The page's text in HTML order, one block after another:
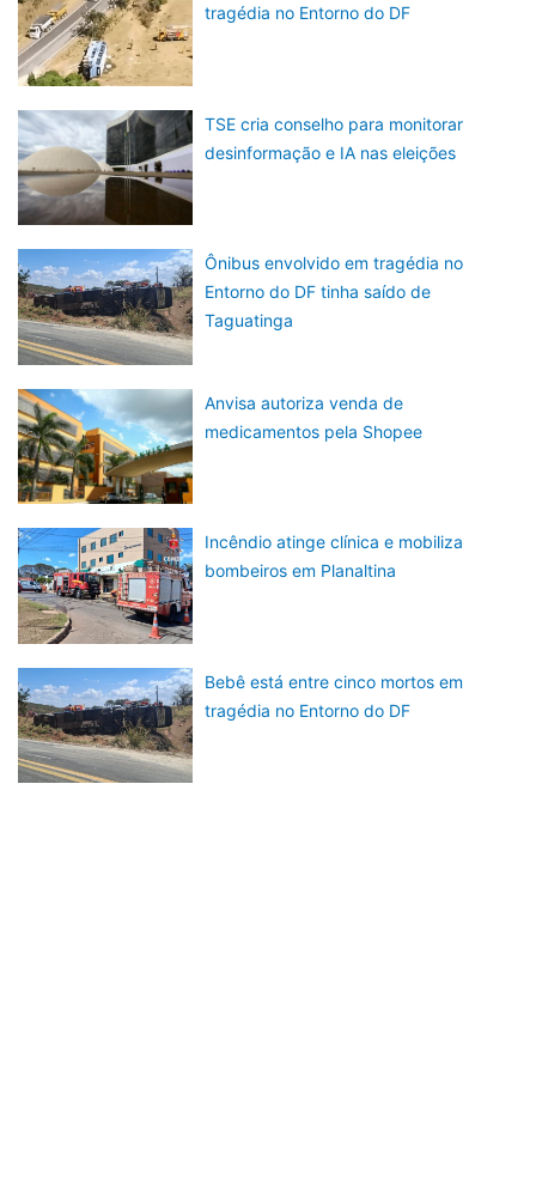
tragédia no Entorno do DF
TSE cria conselho para monitorar
desinformação e IA nas eleições
Ônibus envolvido em tragédia no
Entorno do DF tinha saído de
Taguatinga
Anvisa autoriza venda de
medicamentos pela Shopee
Incêndio atinge clínica e mobiliza
bombeiros em Planaltina
Bebê está entre cinco mortos em
tragédia no Entorno do DF